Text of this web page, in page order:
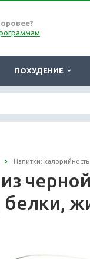
ПОХУДЕНИЕ
Напитки: калорийность
белки,